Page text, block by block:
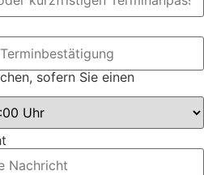
sofern Sie einen